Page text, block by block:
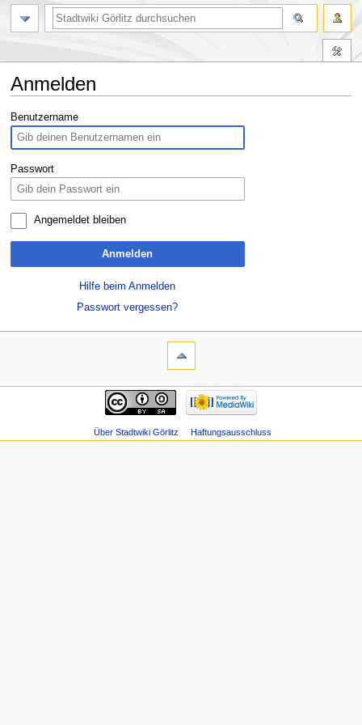
Anmelden
Zur
Navigation
springen
Zur
Suche
springen
Benutzername
Passwort
Angemeldet bleiben
Anmelden
Hilfe beim Anmelden
Passwort vergessen?
Über Stadtwiki Görlitz Haftungsausschluss